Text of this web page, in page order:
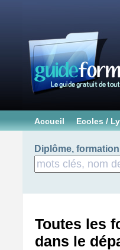
Accueil Ecoles /
Diplôme,
Toutes les
dans le